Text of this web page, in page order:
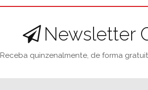
Newsletter
Receba quinzenalmente, de forma